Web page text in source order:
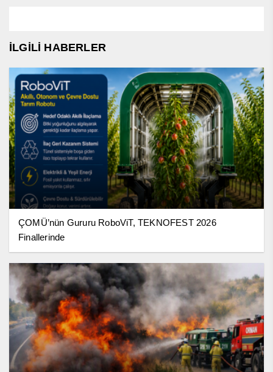
İLGİLİ HABERLER
ÇOMÜ’nün Gururu RoboViT, TEKNOFEST 2026
Finallerinde